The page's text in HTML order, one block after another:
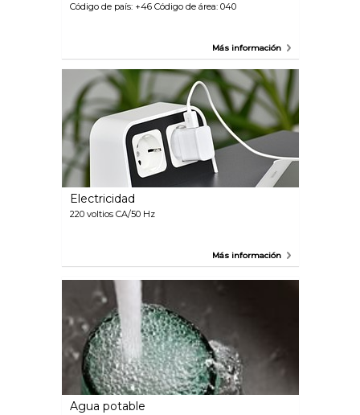
Código de país: +46 Código de área: 040
Más información
Electricidad
220 voltios CA/50 Hz
Más información
Agua potable